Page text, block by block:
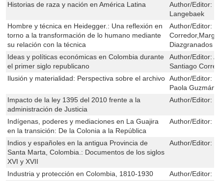
Historias de raza y nación en América Latina
Author/Editor:
Langebaek
Hombre y técnica en Heidegger.: Una reflexión en
torno a la transformación de lo humano mediante
su relación con la técnica
Author/Editor:
Diazgranados
Ideas y políticas económicas en Colombia durante
el primer siglo republicano
Author/Editor:
Santiago
Ilusión y materialidad: Perspectiva sobre el archivo Author/Editor:
Paola Guzmán
Impacto de la ley 1395 del 2010 frente a la
administración de Justicia
Author/Editor:
Indígenas, poderes y mediaciones en La Guajira
en la transición: De la Colonia a la República
Author/Editor:
Indios y españoles en la antigua Provincia de
Santa Marta, Colombia.: Documentos de los siglos
XVI y XVII
Author/Editor:
Industria y protección en Colombia, 1810-1930 Author/Editor: